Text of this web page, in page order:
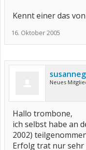
Kennt einer das von
16. Oktober 2005
Neues
Hallo trombone,
ich selbst habe an
2002)
Erfolg trat nur